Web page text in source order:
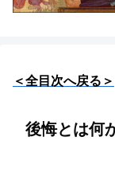
＜全目次へ戻る＞
後悔とは何